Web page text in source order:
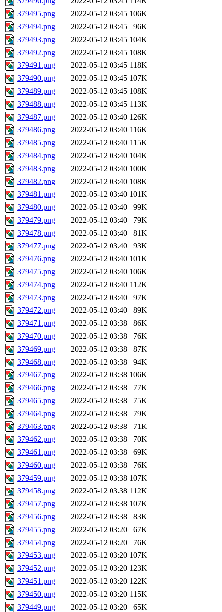
379495.png
2022-05-12 03:45 106K
379494.png
2022-05-12 03:45
96K
379493.png
2022-05-12 03:45 104K
379492.png
2022-05-12 03:45 108K
379491.png
2022-05-12 03:45 118K
379490.png
2022-05-12 03:45 107K
379489.png
2022-05-12 03:45 108K
379488.png
2022-05-12 03:45 113K
379487.png
2022-05-12 03:40 126K
379486.png
2022-05-12 03:40 116K
379485.png
2022-05-12 03:40 115K
379484.png
2022-05-12 03:40 104K
379483.png
2022-05-12 03:40 100K
379482.png
2022-05-12 03:40 108K
379481.png
2022-05-12 03:40 101K
379480.png
2022-05-12 03:40
99K
379479.png
2022-05-12 03:40
79K
379478.png
2022-05-12 03:40
81K
379477.png
2022-05-12 03:40
93K
379476.png
2022-05-12 03:40 101K
379475.png
2022-05-12 03:40 106K
379474.png
2022-05-12 03:40 112K
379473.png
2022-05-12 03:40
97K
379472.png
2022-05-12 03:40
89K
379471.png
2022-05-12 03:38
86K
379470.png
2022-05-12 03:38
76K
379469.png
2022-05-12 03:38
87K
379468.png
2022-05-12 03:38
94K
379467.png
2022-05-12 03:38 106K
379466.png
2022-05-12 03:38
77K
379465.png
2022-05-12 03:38
75K
379464.png
2022-05-12 03:38
79K
379463.png
2022-05-12 03:38
71K
379462.png
2022-05-12 03:38
70K
379461.png
2022-05-12 03:38
69K
379460.png
2022-05-12 03:38
76K
379459.png
2022-05-12 03:38 107K
379458.png
2022-05-12 03:38 112K
379457.png
2022-05-12 03:38 107K
379456.png
2022-05-12 03:38
83K
379455.png
2022-05-12 03:20
67K
379454.png
2022-05-12 03:20
76K
379453.png
2022-05-12 03:20 107K
379452.png
2022-05-12 03:20 123K
379451.png
2022-05-12 03:20 122K
379450.png
2022-05-12 03:20 115K
379449.png
2022-05-12 03:20
65K